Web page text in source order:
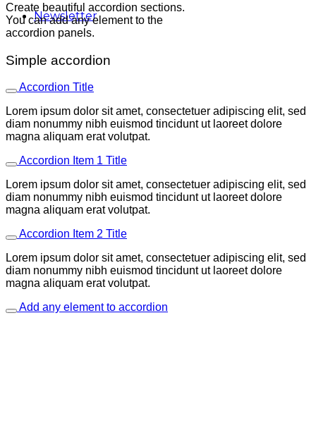
Newsletter
Create beautiful accordion sections.
You can add any element to the
accordion panels.
Simple accordion
Accordion Title
Lorem ipsum dolor sit amet, consectetuer adipiscing elit, sed
diam nonummy nibh euismod tincidunt ut laoreet dolore
magna aliquam erat volutpat.
Accordion Item 1 Title
Lorem ipsum dolor sit amet, consectetuer adipiscing elit, sed
diam nonummy nibh euismod tincidunt ut laoreet dolore
magna aliquam erat volutpat.
Accordion Item 2 Title
Lorem ipsum dolor sit amet, consectetuer adipiscing elit, sed
diam nonummy nibh euismod tincidunt ut laoreet dolore
magna aliquam erat volutpat.
Add any element to accordion